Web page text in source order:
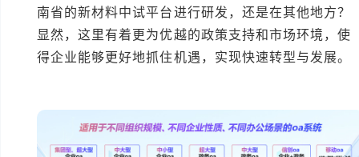
南省的新材料中试平台进行研发，还是在其他地方？
显然，这里有着更为优越的政策支持和市场环境，使
得企业能够更好地抓住机遇，实现快速转型与发展。